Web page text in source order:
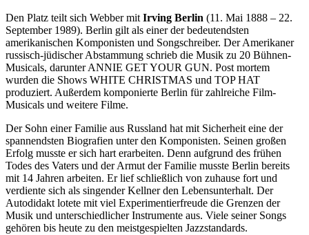
Den Platz teilt sich Webber mit Irving Berlin (11. Mai 1888 – 22.
September 1989). Berlin gilt als einer der bedeutendsten
amerikanischen Komponisten und Songschreiber. Der Amerikaner
russisch-jüdischer Abstammung schrieb die Musik zu 20 Bühnen-
Musicals, darunter ANNIE GET YOUR GUN. Post mortem
wurden die Shows WHITE CHRISTMAS und TOP HAT
produziert. Außerdem komponierte Berlin für zahlreiche Film-
Musicals und weitere Filme.
Der Sohn einer Familie aus Russland hat mit Sicherheit eine der
spannendsten Biografien unter den Komponisten. Seinen großen
Erfolg musste er sich hart erarbeiten. Denn aufgrund des frühen
Todes des Vaters und der Armut der Familie musste Berlin bereits
mit 14 Jahren arbeiten. Er lief schließlich von zuhause fort und
verdiente sich als singender Kellner den Lebensunterhalt. Der
Autodidakt lotete mit viel Experimentierfreude die Grenzen der
Musik und unterschiedlicher Instrumente aus. Viele seiner Songs
gehören bis heute zu den meistgespielten Jazzstandards.